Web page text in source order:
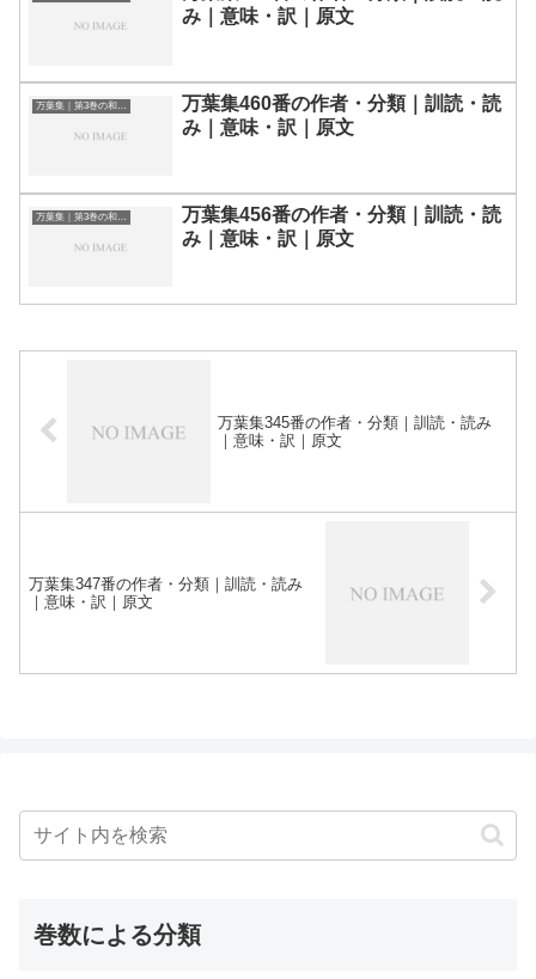
み｜意味・訳｜原文
万葉集｜第3巻の和歌一覧
万葉集460番の作者・分類｜訓読・読
み｜意味・訳｜原文
万葉集456番の作者・分類｜訓読・読
み｜意味・訳｜原文
万葉集345番の作者・分類｜訓読・読み
｜意味・訳｜原文
万葉集347番の作者・分類｜訓読・読み
｜意味・訳｜原文
巻数による分類